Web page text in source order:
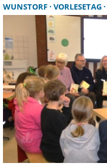
WUNSTORF VORLESETAG